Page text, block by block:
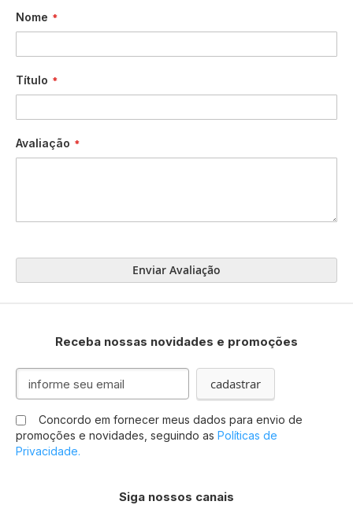
Nome
Título
Avaliação
Enviar Avaliação
Receba nossas novidades e promoções
Inscreva-
nossa
Newsletter:
cadastrar
Concordo em fornecer meus dados para envio de
promoções e novidades, seguindo as Políticas de
Privacidade.
Siga nossos canais